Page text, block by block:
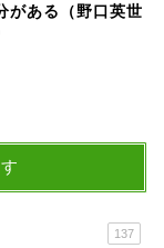
がある（野口英世
137